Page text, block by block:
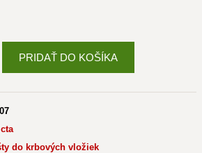
PRIDAŤ DO KOŠÍKA
do krbových vložiek